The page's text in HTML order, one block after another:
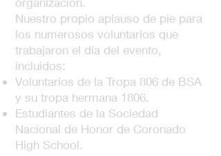
Nuestro propio aplauso de pie para
los numerosos voluntarios que
trabajaron el día del evento,
incluidos:
Voluntarios de la Tropa 806 de BSA
y su tropa hermana 1806.
Estudiantes de la Sociedad
Nacional de Honor de Coronado
High School.